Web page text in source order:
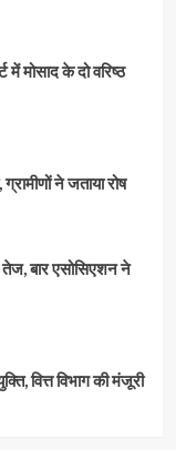
में मोसाद के दो वरिष्ठ
ने जताया रोष
बार एसोसिएशन ने
वित्त विभाग की मंजूरी